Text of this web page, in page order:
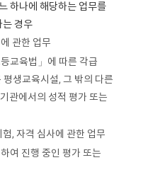
하나에 해당하는 업무를
는 경우
관한 업무
교육법」에 따른 각급
생교육시설, 그 밖의 다른
관에서의 성적 평가 또는
, 자격 심사에 관한 업무
여 진행 중인 평가 또는